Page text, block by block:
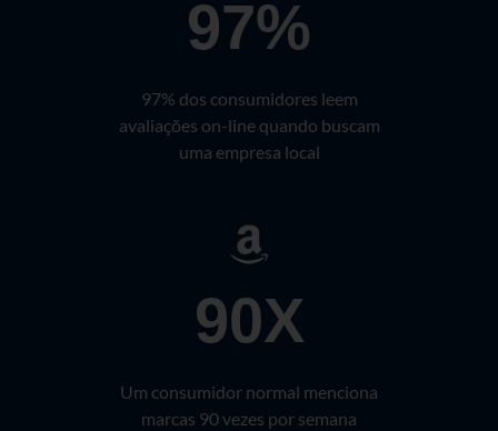
97%
97% dos consumidores leem
avaliações on-line quando buscam
uma empresa local
90X
Um consumidor normal menciona
marcas 90 vezes por semana